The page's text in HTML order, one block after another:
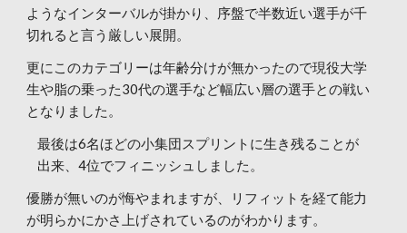
ようなインターバルが掛かり、序盤で半数近い選手が千
切れると言う厳しい展開。
更にこのカテゴリーは年齢分けが無かったので現役大学
生や脂の乗った30代の選手など幅広い層の選手との戦い
となりました。
最後は6名ほどの小集団スプリントに生き残ることが
出来、4位でフィニッシュしました。
優勝が無いのが悔やまれますが、リフィットを経て能力
が明らかにかさ上げされているのがわかります。